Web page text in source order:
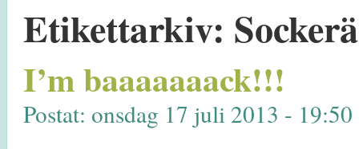
Etikettarkiv:
I’m baaaaaaack!!!
Postat: onsdag 17 juli 2013 -